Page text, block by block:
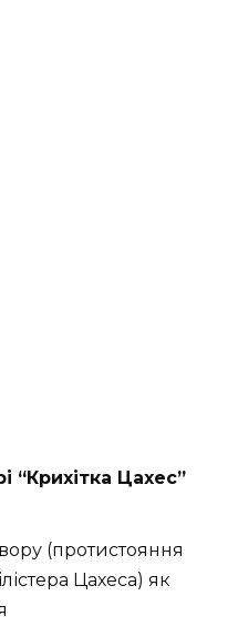
“Крихітка Цахес”
(протистояння
Цахеса) як